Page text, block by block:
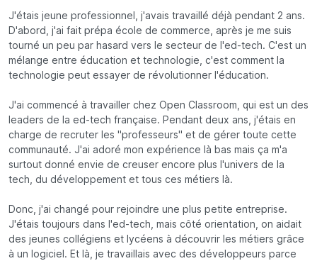
J'étais jeune professionnel, j'avais travaillé déjà pendant 2 ans.
D'abord, j'ai fait prépa école de commerce, après je me suis
tourné un peu par hasard vers le secteur de l'ed-tech. C'est un
mélange entre éducation et technologie, c'est comment la
technologie peut essayer de révolutionner l'éducation.
J'ai commencé à travailler chez Open Classroom, qui est un des
leaders de la ed-tech française. Pendant deux ans, j'étais en
charge de recruter les "professeurs" et de gérer toute cette
communauté. J'ai adoré mon expérience là bas mais ça m'a
surtout donné envie de creuser encore plus l'univers de la
tech, du développement et tous ces métiers là.
Donc, j'ai changé pour rejoindre une plus petite entreprise.
J'étais toujours dans l'ed-tech, mais côté orientation, on aidait
des jeunes collégiens et lycéens à découvrir les métiers grâce
à un logiciel. Et là, je travaillais avec des développeurs parce